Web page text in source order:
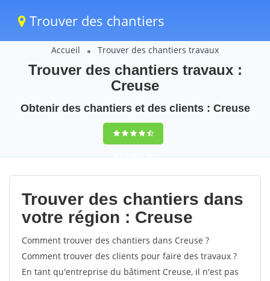
Trouver des chantiers
Accueil Trouver des chantiers travaux
Trouver des chantiers travaux :
Creuse
Obtenir des chantiers et des clients : Creuse
9,5(100%)59
votes
Trouver des chantiers dans
votre région : Creuse
Comment trouver des chantiers dans Creuse ?
Comment trouver des clients pour faire des travaux ?
En tant qu'entreprise du bâtiment Creuse, il n'est pas